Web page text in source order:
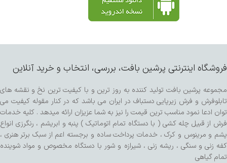
فروشگاه اینترنتی پرشین بافت، بررسی، انتخاب و خرید آنلاین
مجموعه پرشین بافت تولید کننده به روز ترین و با کیفیت ترین نخ و نقشه های
تابلوفرش و فرش زیرپایی دستباف در ایران می باشد که در کنار مقوله کیفیت می
توان ادعا نمود مناسب ترین قیمت را نیز به شما عزیزان ارائه میدهد . کلیه خدمات
فرش از قبیل چله کشی ( با دستگاه تمام اتوماتیک ) پنبه و ابریشم ، رنگرزی انواع
پشم و مرینوس و کرک ، خدمات پرداخت ساده و برجسته اعم از سبک برتر هنری ،
کفه زنی و سنگی ، ریشه زنی ، شیرازه و شور با دستگاه مخصوص و مواد شوینده
تمام گیاهی